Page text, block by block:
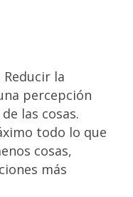
la
percepción
las cosas.
todo lo que
cosas,
más